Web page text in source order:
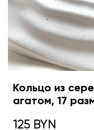
Кольцо из
агатом, 17
125 BYN